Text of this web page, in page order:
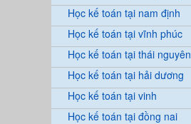
Học kế toán tại nam định
Học kế toán tại vĩnh phúc
Học kế toán tại thái nguyên
Học kế toán tại hải dương
Học kế toán tại vinh
Học kế toán tại đồng nai